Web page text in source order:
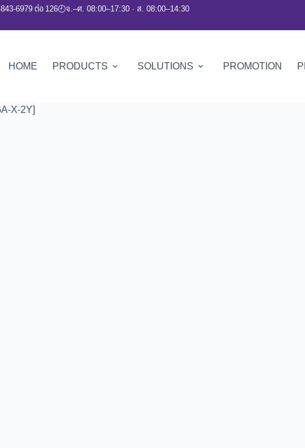
6979 ต่อ 126🕘จ.–ศ. 08:00–17:30 · ส. 08:00–14:30
HOME PRODUCTS SOLUTIONS PROMOTION